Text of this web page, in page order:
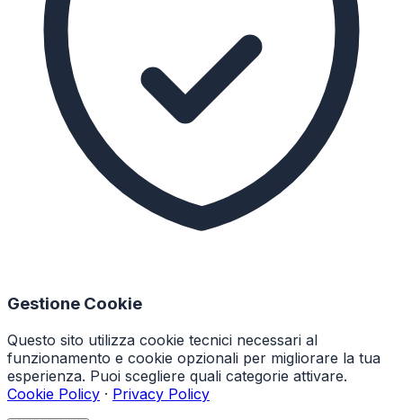
Gestione Cookie
Questo sito utilizza cookie tecnici necessari al
funzionamento e cookie opzionali per migliorare la tua
esperienza. Puoi scegliere quali categorie attivare.
Cookie Policy · Privacy Policy